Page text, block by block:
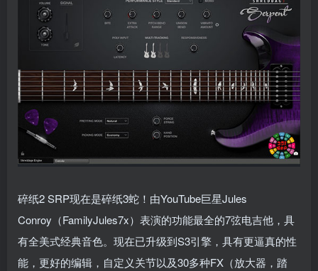
碎纸2 SRP现在是碎纸3蛇！由YouTube巨星Jules
Conroy（FamilyJules7x）表演的功能最全的7弦电吉他，具
有全美式经典音色。现在已升级到S3引擎，具有更逼真的性
能，更好的编辑，自定义关节以及30多种FX（放大器，踏